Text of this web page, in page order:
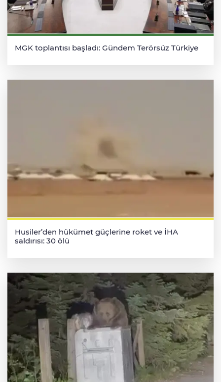
MGK toplantısı başladı: Gündem Terörsüz Türkiye
Husiler’den hükümet güçlerine roket ve İHA
saldırısı: 30 ölü